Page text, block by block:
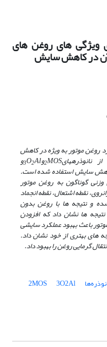
ویژگی های روغن های
آن در کاهش سایش
روغن موتور به ویژه در کاهش
از نانوذره­های 2MOS و 3O2Al و
سایش استفاده شده است.
گوناگون به روغن موتور
نقطه اشتعال، نقطهانجماد
و نتیجه ­ها با روغن بدون
ها نشان دادکه افزودن
باعث بهبود عملکرد سایشی
های بهتری از خود نشان داد.
گرمایی روغن را بهبود داد.
2MOS 3O2Al